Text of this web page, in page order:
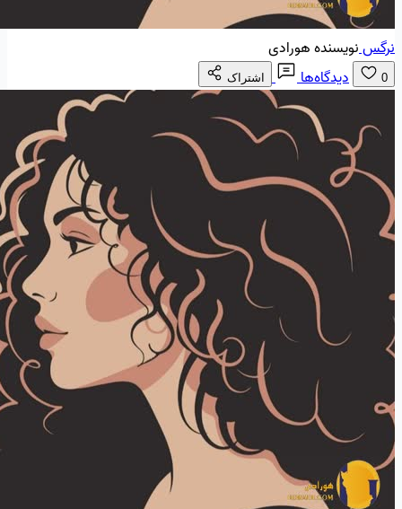
نرگسنویسنده هورادی
0 دیدگاه‌ها اشتراک